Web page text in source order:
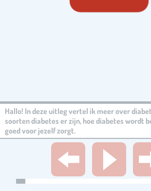
Hallo! In deze uitleg vertel ik meer over
soorten diabetes er zijn, hoe diabetes wordt
goed voor jezelf zorgt.